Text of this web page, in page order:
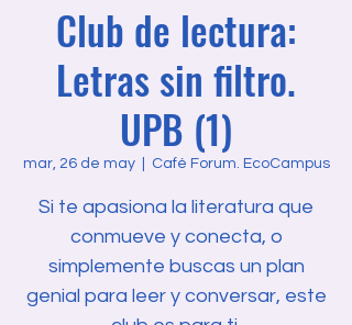
Club de lectura:
Letras sin filtro.
UPB (1)
mar, 26 de may
  |
Café Forum. EcoCampus
Si te apasiona la literatura que
conmueve y conecta, o
simplemente buscas un plan
genial para leer y conversar, este